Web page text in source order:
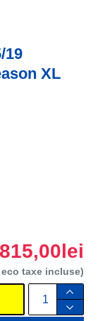
19
XL
815,00lei
eco taxe incluse)